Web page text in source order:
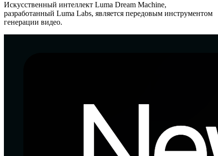
Искусственный интеллект Luma Dream Machine,
разработанный Luma Labs, является передовым инструментом
генерации видео.